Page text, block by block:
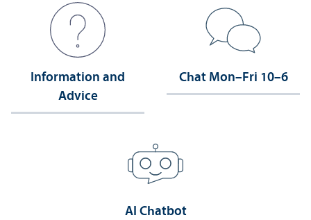
Information and
Advice
Chat Mon–Fri 10–6
AI Chatbot